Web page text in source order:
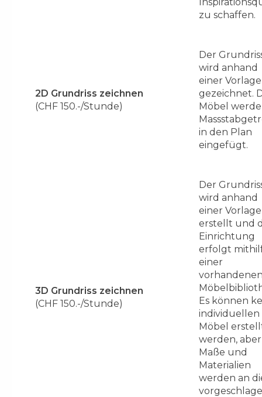
zu schaffen.
2D Grundriss zeichnen
(CHF 150.-/Stunde)
Der
wird anhand
einer Vorlage
gezeichnet.
Möbel
in den Plan
eingefügt.
3D Grundriss zeichnen
(CHF 150.-/Stunde)
Der
wird anhand
einer Vorlage
erstellt und
Einrichtung
erfolgt
einer
Es können
individuellen
Möbel
werden, aber
Maße und
Materialien
werden an